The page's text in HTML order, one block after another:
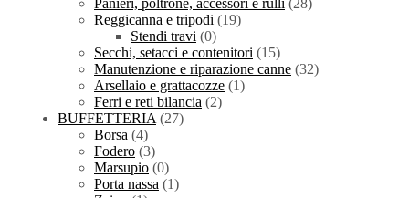
Panieri, poltrone, accessori e rulli (28)
Reggicanna e tripodi (19)
Stendi travi (0)
Secchi, setacci e contenitori (15)
Manutenzione e riparazione canne (32)
Arsellaio e grattacozze (1)
Ferri e reti bilancia (2)
BUFFETTERIA (27)
Borsa (4)
Fodero (3)
Marsupio (0)
Porta nassa (1)